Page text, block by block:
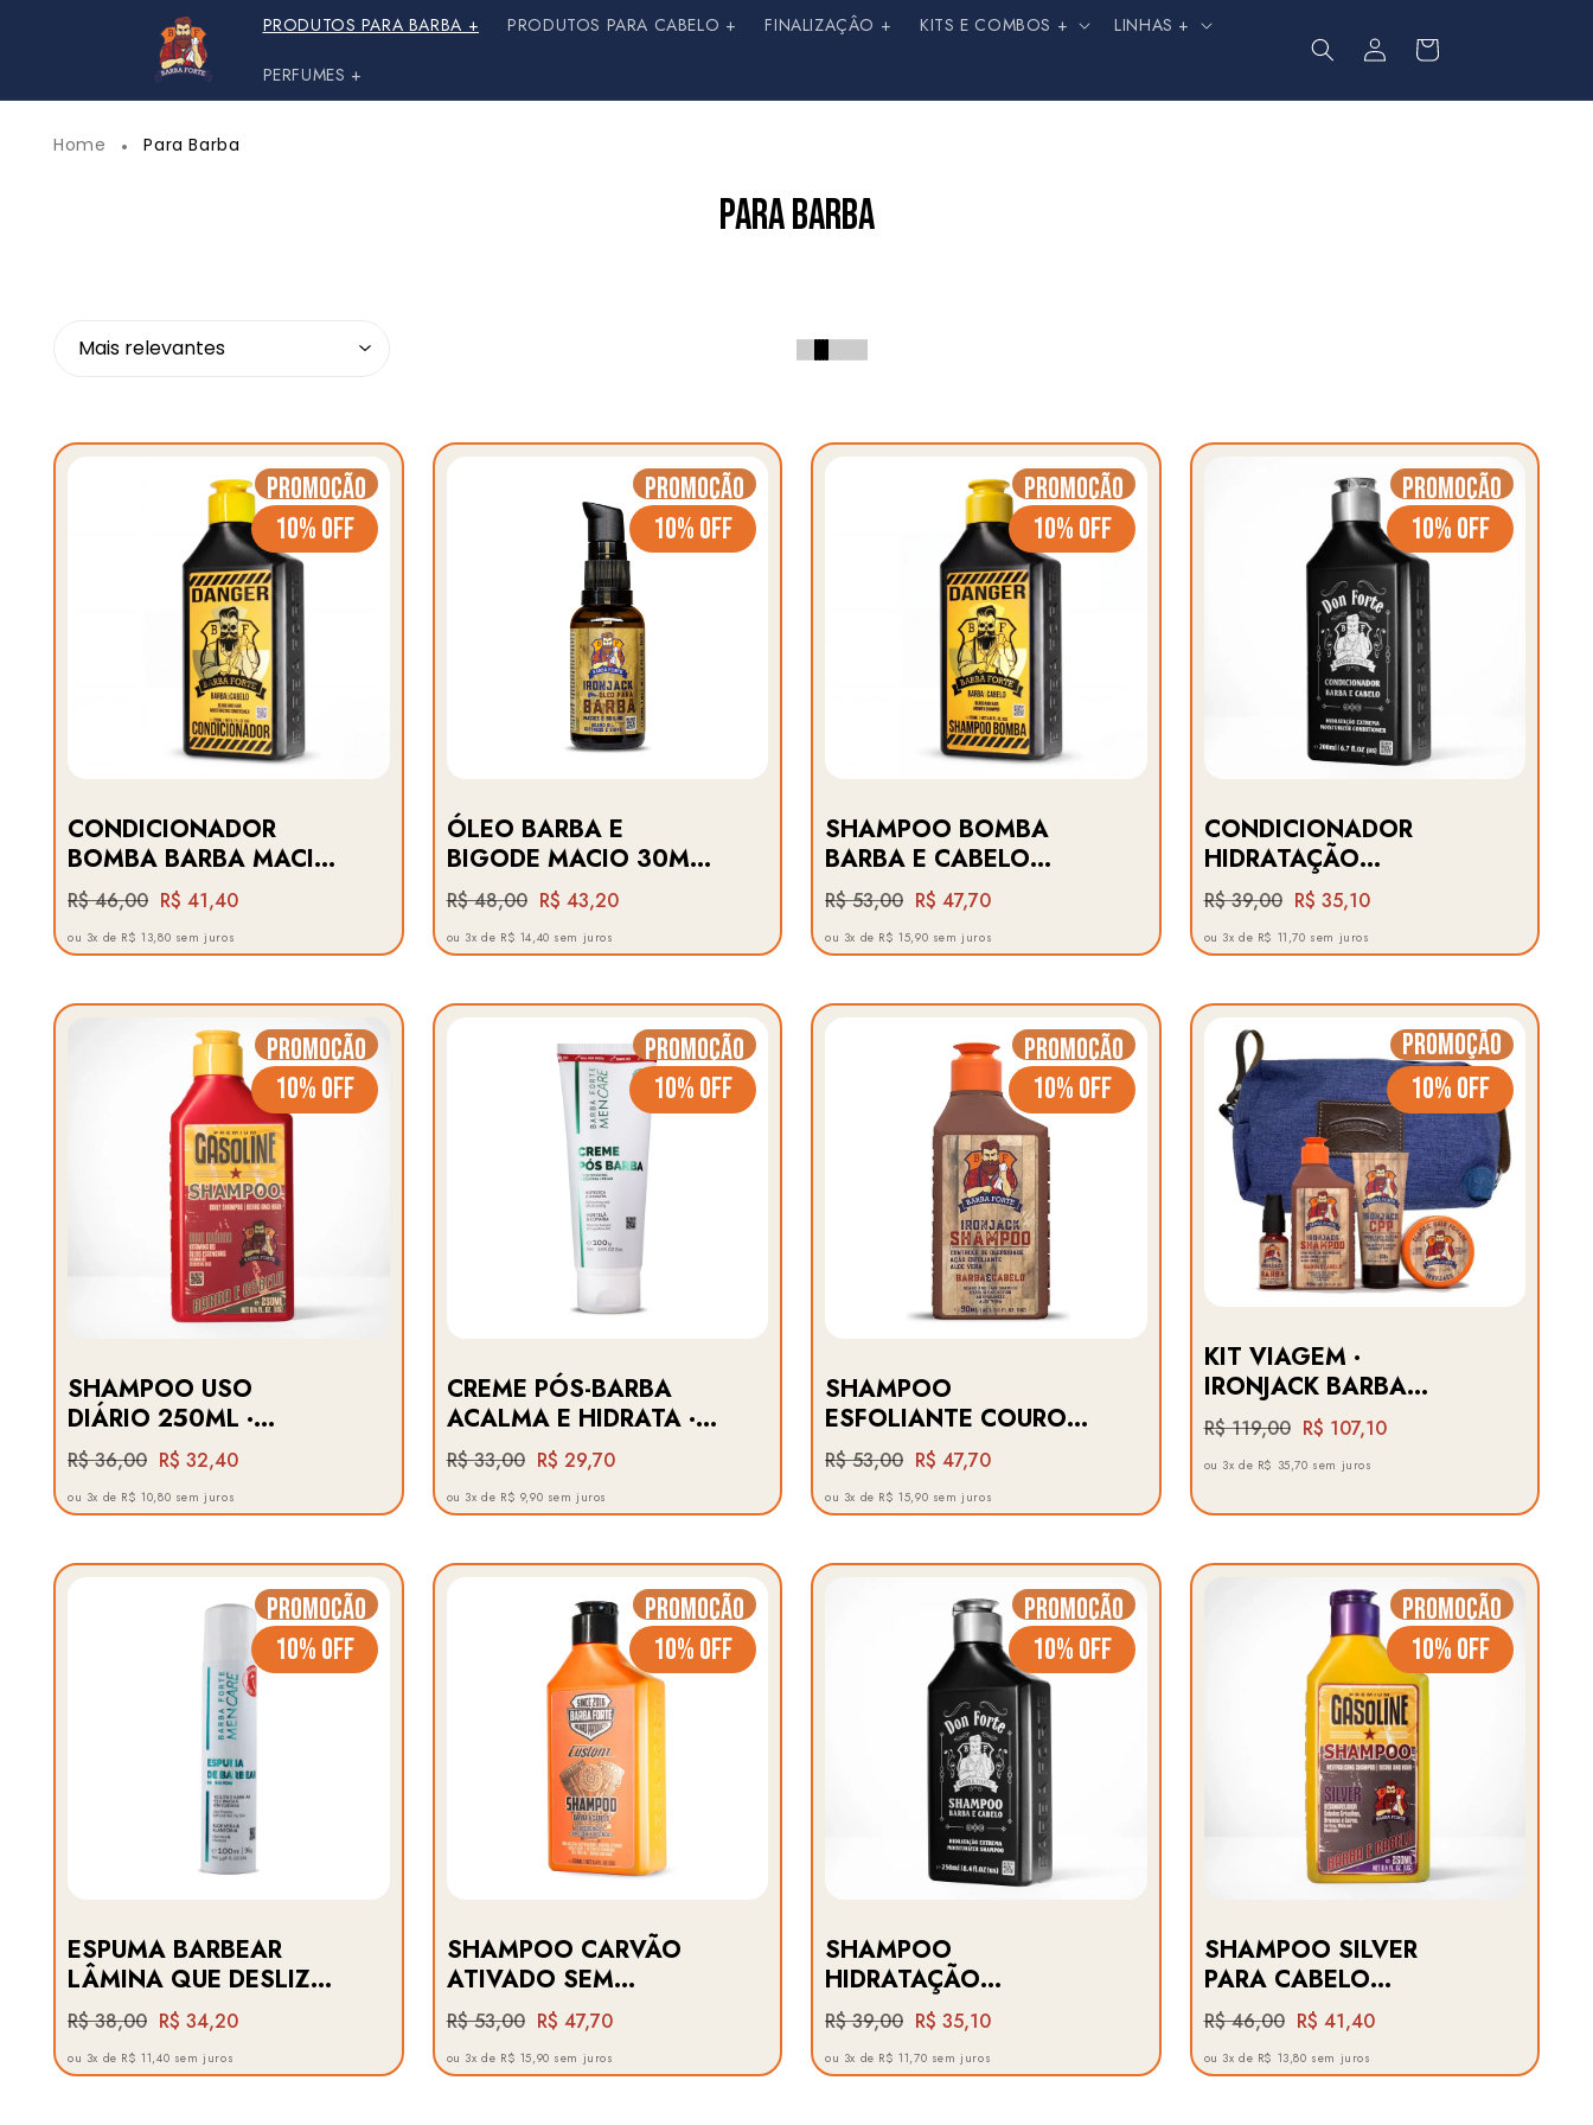
PRODUTOS PARA BARBA + PRODUTOS PARA CABELO + FINALIZAÇÂO + KITS E COMBOS + LINHAS +
PERFUMES +
Fazer
login
Carrinho
Home Para Barba
PARA BARBA
Promoção
10% OFF
CONDICIONADOR
BOMBA BARBA MACIA
· DANGER BARBA
FORTE
R$ 46,00 R$ 41,40
ou 3x de R$ 13,80 sem juros
Promoção
10% OFF
ÓLEO BARBA E
BIGODE MACIO 30ML ·
IRONJACK BARBA
FORTE
R$ 48,00 R$ 43,20
ou 3x de R$ 14,40 sem juros
Promoção
10% OFF
SHAMPOO BOMBA
BARBA E CABELO
FORTES · DANGER
BARBA FORTE
R$ 53,00 R$ 47,70
ou 3x de R$ 15,90 sem juros
Promoção
10% OFF
CONDICIONADOR
HIDRATAÇÃO
EXTREMA · DON
FORTE BARBA FORTE
R$ 39,00 R$ 35,10
ou 3x de R$ 11,70 sem juros
Promoção
10% OFF
SHAMPOO USO
DIÁRIO 250ML ·
GASOLINE BARBA
FORTE
R$ 36,00 R$ 32,40
ou 3x de R$ 10,80 sem juros
Promoção
10% OFF
CREME PÓS-BARBA
ACALMA E HIDRATA ·
MEN CARE BARBA
FORTE
R$ 33,00 R$ 29,70
ou 3x de R$ 9,90 sem juros
Promoção
10% OFF
SHAMPOO
ESFOLIANTE COURO
LIMPO · IRONJACK
BARBA FORTE
R$ 53,00 R$ 47,70
ou 3x de R$ 15,90 sem juros
Promoção
10% OFF
KIT VIAGEM ·
IRONJACK BARBA
FORTE
R$ 119,00 R$ 107,10
ou 3x de R$ 35,70 sem juros
Promoção
10% OFF
ESPUMA BARBEAR
LÂMINA QUE DESLIZA
· MEN CARE BARBA
FORTE
R$ 38,00 R$ 34,20
ou 3x de R$ 11,40 sem juros
Promoção
10% OFF
SHAMPOO CARVÃO
ATIVADO SEM
OLEOSIDADE PARA
CABELOS MISTOS ·
CUSTOM BARBA
R$ 53,00 R$ 47,70
ou 3x de R$ 15,90 sem juros
Promoção
10% OFF
SHAMPOO
HIDRATAÇÃO
EXTREMA · DON
FORTE BARBA FORTE
R$ 39,00 R$ 35,10
ou 3x de R$ 11,70 sem juros
Promoção
10% OFF
SHAMPOO SILVER
PARA CABELO
GRISALHO E BRANCO ·
GASOLINE BARBA
FORTE
R$ 46,00 R$ 41,40
ou 3x de R$ 13,80 sem juros